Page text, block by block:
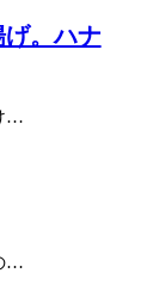
。ハナ
…
…